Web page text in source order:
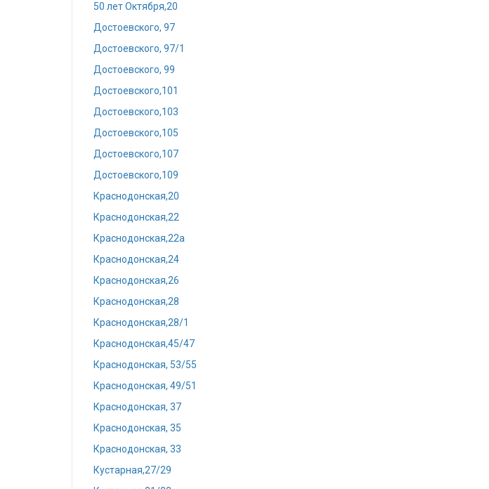
50 лет Октября,20
Достоевского, 97
Достоевского, 97/1
Достоевского, 99
Достоевского,101
Достоевского,103
Достоевского,105
Достоевского,107
Достоевского,109
Краснодонская,20
Краснодонская,22
Краснодонская,22а
Краснодонская,24
Краснодонская,26
Краснодонская,28
Краснодонская,28/1
Краснодонская,45/47
Краснодонская, 53/55
Краснодонская, 49/51
Краснодонская, 37
Краснодонская, 35
Краснодонская, 33
Кустарная,27/29